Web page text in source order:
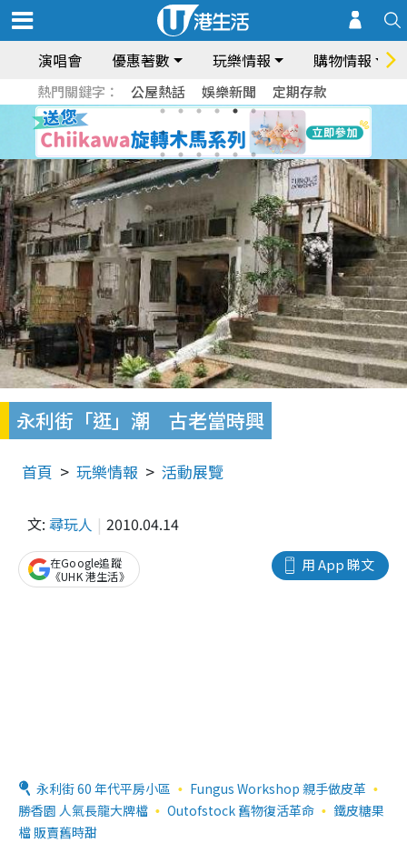
演唱會 優惠著數 玩樂情報 購物情報
熱門關鍵字： 公屋熱話 娛樂新聞 定期存款
永利街「逛」潮 古老當時興
首頁 玩樂情報 活動展覽
文: 尋玩人 2010.04.14
用 App 睇文
在Google追蹤
《UHK 港生活》
永利街 60 年代平房小區
Fungus Workshop 親手做皮革
勝香園 人氣長龍大牌檔
Outofstock 舊物復活革命
鐵皮糖果
檔 販賣舊時甜